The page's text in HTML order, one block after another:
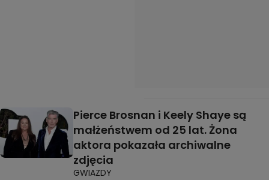
Pierce Brosnan i Keely Shaye są
małżeństwem od 25 lat. Żona
aktora pokazała archiwalne
zdjęcia
GWIAZDY